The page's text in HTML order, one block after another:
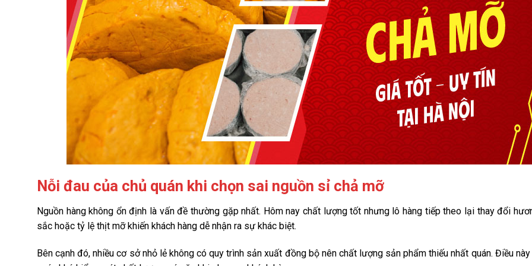
Nỗi đau của chủ quán khi chọn sai nguồn sỉ chả mỡ
Nguồn hàng không ổn định là vấn đề thường gặp nhất. Hôm nay chất lượng tốt nhưng lô hàng tiếp theo lại thay đổi
sắc hoặc tỷ lệ thịt mỡ khiến khách hàng dễ nhận ra sự khác biệt.
Bên cạnh đó, nhiều cơ sở nhỏ lẻ không có quy trình sản xuất đồng bộ nên chất lượng sản phẩm thiếu nhất quán. Điều